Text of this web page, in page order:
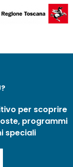
per scoprire
programmi
speciali